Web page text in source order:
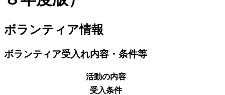
ボランティア情報
ボランティア受入れ内容・条件等
活動の内容
受入条件